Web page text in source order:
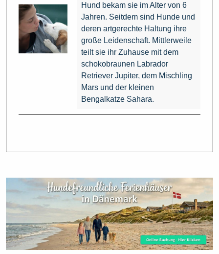
Hund bekam sie im Alter von 6
Jahren. Seitdem sind Hunde und
deren artgerechte Haltung ihre
große Leidenschaft. Mittlerweile
teilt sie ihr Zuhause mit dem
schokobraunen Labrador
Retriever Jupiter, dem Mischling
Mars und der kleinen
Bengalkatze Sahara.